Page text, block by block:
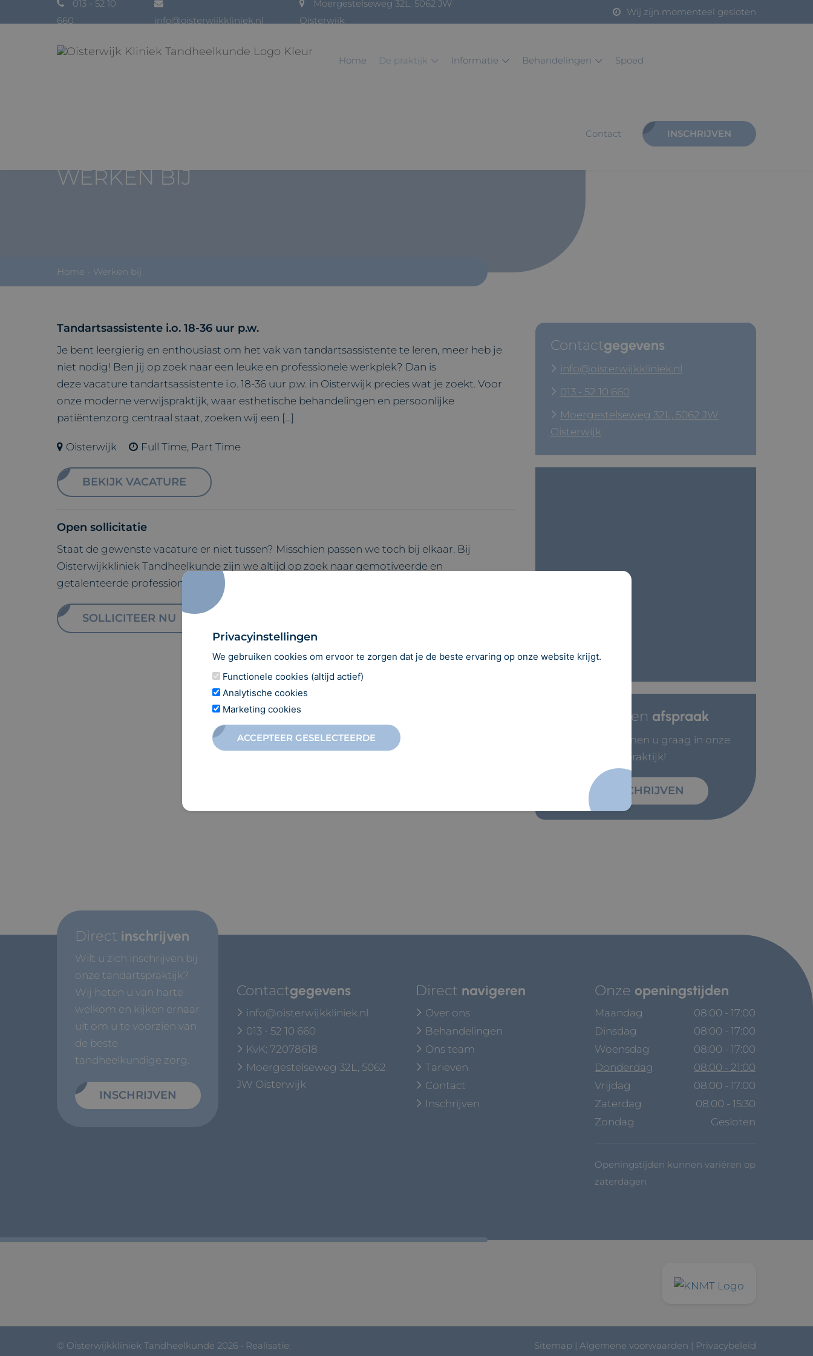
013 - 52 10
660
info@oisterwijkkliniek.nl
Moergestelseweg 32L, 5062 JW
Oisterwijk
Wij zijn momenteel gesloten
home de praktijk informatie behandelingen spoed
contact INSCHRIJVEN
WERKEN BIJ
Home Werken bij
Tandartsassistente i.o. 18-36 uur p.w.
Je bent leergierig en enthousiast om het vak van tandartsassistente te leren, meer heb je
niet nodig! Ben jij op zoek naar een leuke en professionele werkplek? Dan is
deze vacature tandartsassistente i.o. 18-36 uur p.w. in Oisterwijk precies wat je zoekt. Voor
onze moderne verwijspraktijk, waar esthetische behandelingen en persoonlijke
patiëntenzorg centraal staat, zoeken wij een […]
Oisterwijk Full Time, Part Time
BEKIJK VACATURE
Open sollicitatie
Staat de gewenste vacature er niet tussen? Misschien passen we toch bij elkaar. Bij
Oisterwijkkliniek Tandheelkunde zijn we altijd op zoek naar gemotiveerde en
getalenteerde professionals die een verschil willen maken in de mondzorg….
SOLLICITEER NU
Contactgegevens
info@oisterwijkkliniek.nl
013 - 52 10 660
Moergestelseweg 32L, 5062 JW
Oisterwijk
Maak een afspraak
Wij verwelkomen u graag in onze
praktijk!
INSCHRIJVEN
Direct inschrijven
Wilt u zich inschrijven bij
onze tandartspraktijk?
Wij heten u van harte
welkom en kijken ernaar
uit om u te voorzien van
de beste
tandheelkundige zorg.
INSCHRIJVEN
Contactgegevens
info@oisterwijkkliniek.nl
013 - 52 10 660
KvK: 72078618
Moergestelseweg 32L, 5062
JW Oisterwijk
Direct navigeren
Over ons
Behandelingen
Ons team
Tarieven
Contact
Inschrijven
Onze openingstijden
Maandag
08:00 - 17:00
Dinsdag
08:00 - 17:00
Woensdag
08:00 - 17:00
Donderdag
08:00 - 21:00
Vrijdag
08:00 - 17:00
Zaterdag
08:00 - 15:30
Zondag
Gesloten
Openingstijden kunnen variëren op
zaterdagen
© Oisterwijkkliniek Tandheelkunde 2026 • Realisatie: Sitemap | Algemene voorwaarden | Privacybeleid
Privacyinstellingen
We gebruiken cookies om ervoor te zorgen dat je de beste ervaring op onze website krijgt.
Functionele cookies (altijd actief)
Analytische cookies
Marketing cookies
ACCEPTEER GESELECTEERDE